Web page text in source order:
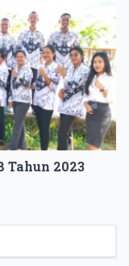
Tahun 2023